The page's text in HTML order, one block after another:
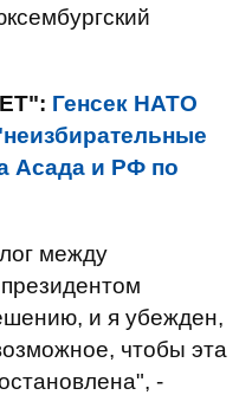
Генсек НАТО
Асада и РФ по
между
и я убежден,
чтобы эта
-